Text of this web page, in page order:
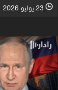
l 23 يوليو 2026